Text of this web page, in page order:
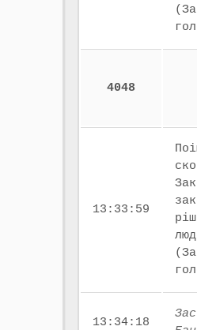
4048
13:33:59
13:34:18